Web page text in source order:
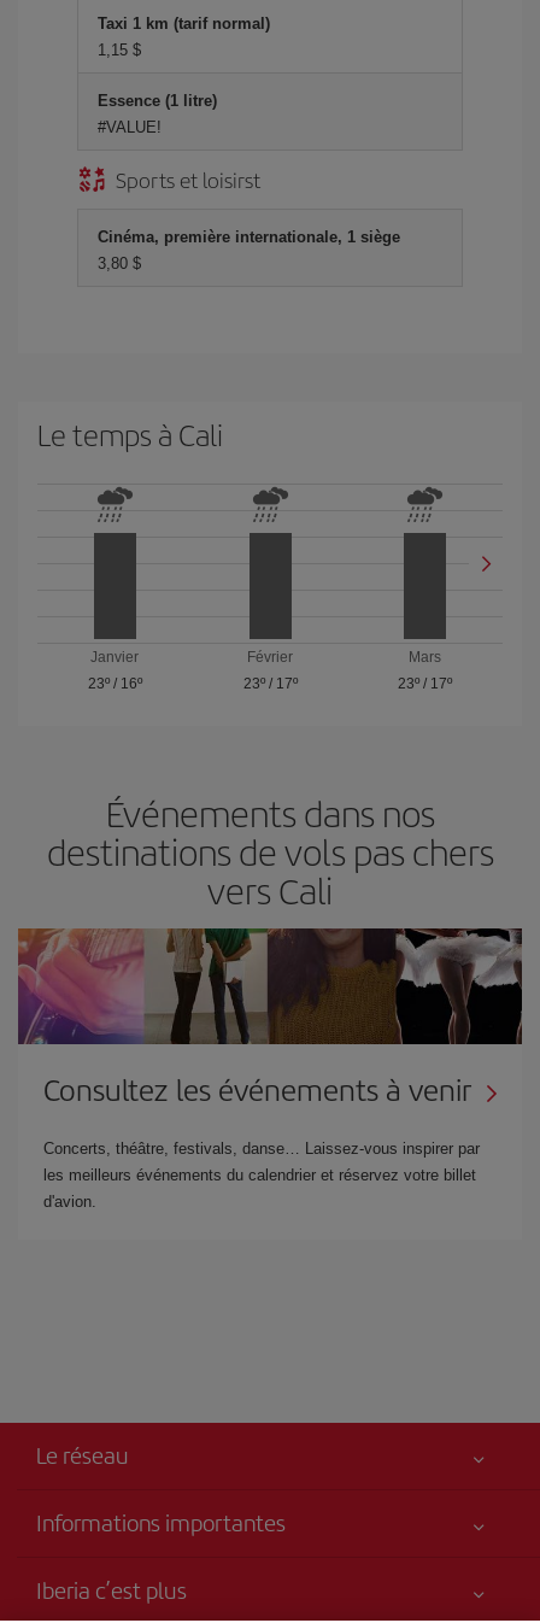
Taxi 1 km (tarif normal)
1,15 $
Essence (1 litre)
#VALUE!
Sports et loisirst
Cinéma, première internationale, 1 siège
3,80 $
Le temps à Cali
Janvier
23º/ 16º
Février
23º/ 17º
Mars
23º / 17º
Événements dans nos
destinations de vols pas chers
vers Cali
Consultez les événements à venir
Concerts, théâtre, festivals, danse… Laissez-vous inspirer par
les meilleurs événements du calendrier et réservez votre billet
d'avion.
Le réseau
Informations importantes
Accessibilité
Iberia c’est plus